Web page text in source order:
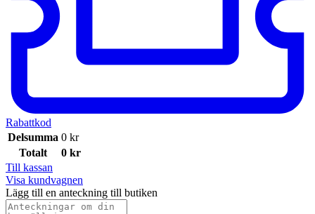
Rabattkod
Delsumma 0 kr
Totalt
0 kr
Till kassan
Visa kundvagnen
Lägg till en anteckning till butiken